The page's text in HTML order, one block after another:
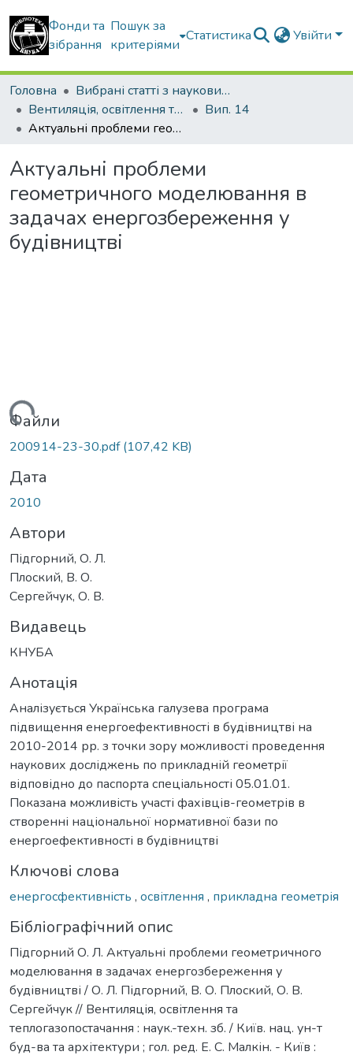
Фонди та
зібрання
Пошук за
критеріями
Статистика Увійти
Головна
Вибрані статті з наукових збірників КНУБА
Вентиляція, освітлення та теплогазопостачання
Вип. 14
Актуальні проблеми геометричного моделювання в задачах енергозбереження у будівництві
Актуальні проблеми
геометричного моделювання в
задачах енергозбереження у
будівництві
Файли
200914-23-30.pdf(107,42 KB)
Дата
2010
Автори
Підгорний, О. Л.
Плоский, В. О.
Сергейчук, О. В.
Видавець
КНУБА
Анотація
Аналізується Українська галузева програма
підвищення енергоефективності в будівництві на
2010-2014 рр. з точки зору можливості проведення
наукових досліджень по прикладній геометрії
відповідно до паспорта спеціальності 05.01.01.
Показана можливість участі фахівців-геометрів в
створенні національної нормативної бази по
енергоефективності в будівництві
Ключові слова
енергосфективність , освітлення , прикладна геометрія
Бібліографічний опис
Підгорний О. Л. Актуальні проблеми геометричного
моделювання в задачах енергозбереження у
будівництві / О. Л. Підгорний, В. О. Плоский, О. В.
Сергейчук // Вентиляція, освітлення та
теплогазопостачання : наук.-техн. зб. / Київ. нац. ун-т
буд-ва та архітектури ; гол. ред. Е. С. Малкін. - Київ :